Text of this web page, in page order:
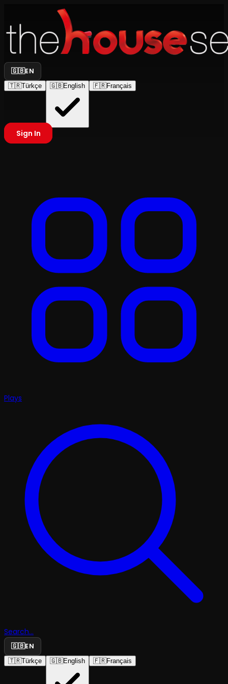
🇬🇧EN
🇹🇷Türkçe 🇬🇧English 🇫🇷Français
Sign In
Plays
Search...
🇬🇧EN
🇹🇷Türkçe 🇬🇧English 🇫🇷Français